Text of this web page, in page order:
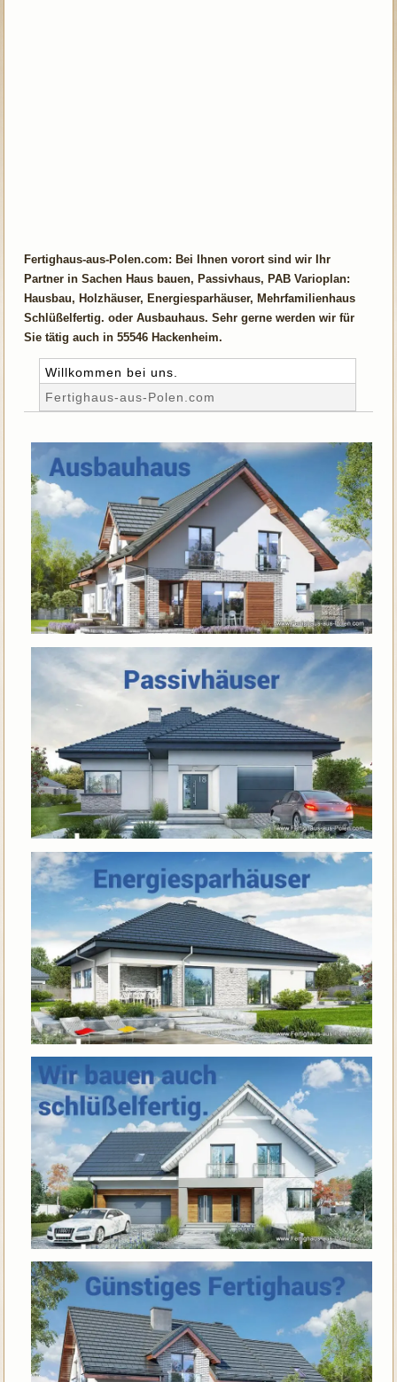
Fertighaus-aus-Polen.com: Bei Ihnen vorort sind wir Ihr
Partner in Sachen Haus bauen, Passivhaus, PAB Varioplan:
Hausbau, Holzhäuser, Energiesparhäuser, Mehrfamilienhaus
Schlüßelfertig. oder Ausbauhaus. Sehr gerne werden wir für
Sie tätig auch in 55546 Hackenheim.
Willkommen bei uns.
Fertighaus-aus-Polen.com